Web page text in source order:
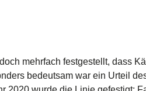
mehrfach festgestellt, dass
bedeutsam war ein Urteil